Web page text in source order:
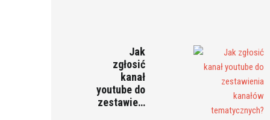
Jak
zgłosić
kanał
youtube do
zestawie…